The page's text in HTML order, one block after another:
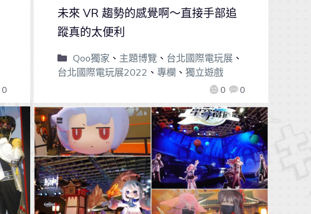
0 0 0
未來 VR 趨勢的感覺啊～直接手部追
蹤真的太便利
Qoo獨家 、 主題博覽、 台北國際電玩展、
台北國際電玩展2022 、 專欄 、 獨立遊戲